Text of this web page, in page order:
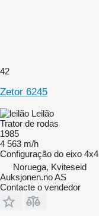
42
Zetor 6245
Leilão
Trator de rodas
1985
4 563 m/h
Configuração do eixo 4x4
Noruega, Kviteseid
Auksjonen.no AS
Contacte o vendedor